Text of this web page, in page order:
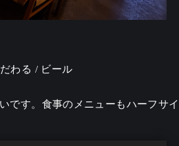
わる / ビール
です。食事のメニューもハーフサ